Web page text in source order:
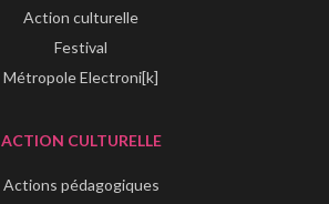
Action culturelle
Festival
Métropole Electroni[k]
ACTION CULTURELLE
Actions pédagogiques